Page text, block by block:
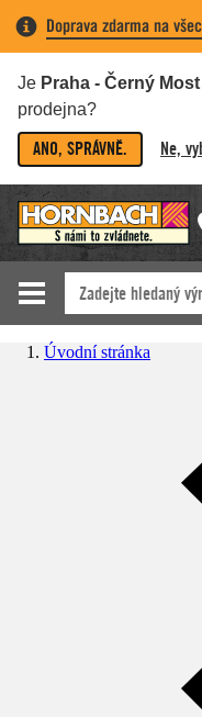
Doprava zdarma na
Je Praha - Černý Most
prodejna?
ANO, SPRÁVNĚ. Ne,
Úvodní stránka